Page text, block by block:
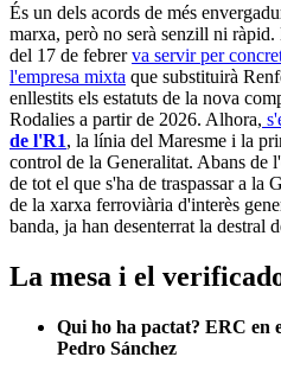
És un dels acords de més
marxa, però no serà senzill ni
del 17 de febrerva servir per
l'empresa mixta que substituirà
enllestits els estatuts de la nova
Rodalies a partir de 2026. Alhora,
de l'R1, la línia del Maresme i la
control de la Generalitat. Abans de
de tot el que s'ha de traspassar a la
de la xarxa ferroviària d'interès
banda, ja han desenterrat la destral
La mesa i el
Qui ho ha pactat? ERC en
Pedro Sánchez